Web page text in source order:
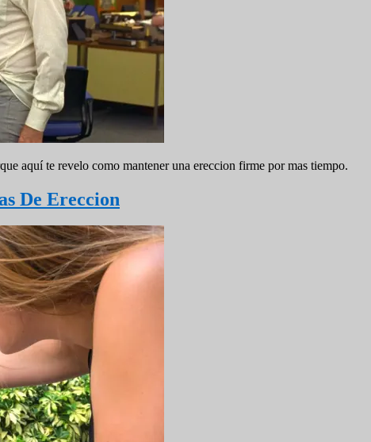
aquí te revelo como mantener una ereccion firme por mas tiempo.
De Ereccion